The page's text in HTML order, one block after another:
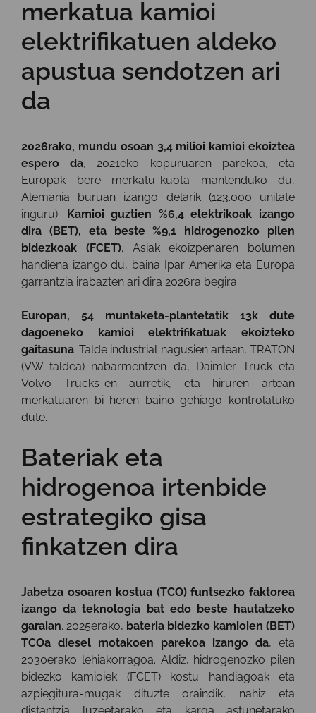
merkatua kamioi
elektrifikatuen aldeko
apustua sendotzen ari
da
2026rako, mundu osoan 3,4 milioi kamioi ekoiztea
espero da, 2021eko kopuruaren parekoa, eta
Europak bere merkatu-kuota mantenduko du,
Alemania buruan izango delarik (123.000 unitate
inguru). Kamioi guztien %6,4 elektrikoak izango
dira (BET), eta beste %9,1 hidrogenozko pilen
bidezkoak (FCET). Asiak ekoizpenaren bolumen
handiena izango du, baina Ipar Amerika eta Europa
garrantzia irabazten ari dira 2026ra begira.
Europan, 54 muntaketa-plantetatik 13k dute
dagoeneko kamioi elektrifikatuak ekoizteko
gaitasuna. Talde industrial nagusien artean, TRATON
(VW taldea) nabarmentzen da, Daimler Truck eta
Volvo Trucks-en aurretik, eta hiruren artean
merkatuaren bi heren baino gehiago kontrolatuko
dute.
Bateriak eta
hidrogenoa irtenbide
estrategiko gisa
finkatzen dira
Jabetza osoaren kostua (TCO) funtsezko faktorea
izango da teknologia bat edo beste hautatzeko
garaian. 2025erako, bateria bidezko kamioien (BET)
TCOa diesel motakoen parekoa izango da, eta
2030erako lehiakorragoa. Aldiz, hidrogenozko pilen
bidezko kamioiek (FCET) kostu handiagoak eta
azpiegitura-mugak dituzte oraindik, nahiz eta